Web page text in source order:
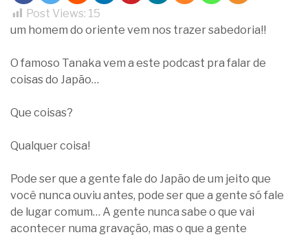
Post Views: 15
um homem do oriente vem nos trazer sabedoria!!
O famoso Tanaka vem a este podcast pra falar de
coisas do Japão…
Que coisas?
Qualquer coisa!
Pode ser que a gente fale do Japão de um jeito que
você nunca ouviu antes, pode ser que a gente só fale
de lugar comum… A gente nunca sabe o que vai
acontecer numa gravação, mas o que a gente